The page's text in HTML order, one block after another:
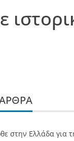
στην Ελλάδα για